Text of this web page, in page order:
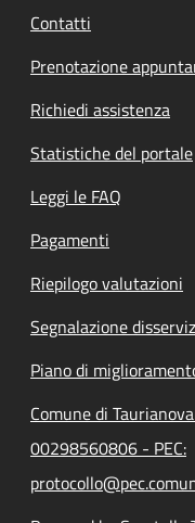
Contatti
Prenotazione
Richiedi assistenza
Statistiche del portale
Leggi le FAQ
Pagamenti
Riepilogo valutazioni
Segnalazione
Piano di
Comune di
00298560806 - PEC: